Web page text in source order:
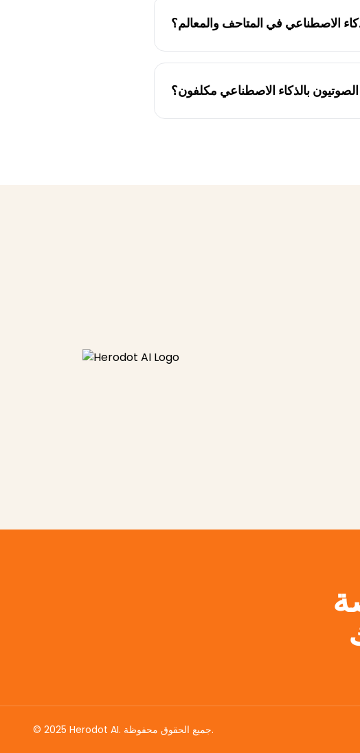
الاصطناعي في المتاحف والمعالم؟
والمعالم وحتى استكشاف المدن.
بالذكاء الاصطناعي مكلفون؟
© 2025 Herodot AI. جميع الحقوق محفوظة.